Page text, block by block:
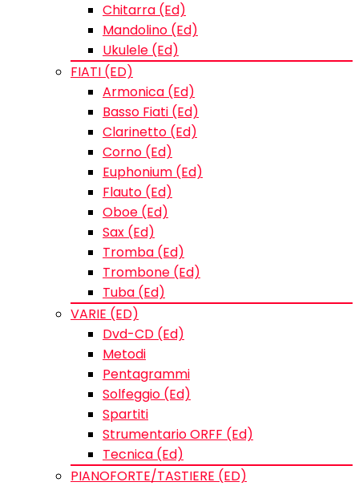
Chitarra (Ed)
Mandolino (Ed)
Ukulele (Ed)
FIATI (ED)
Armonica (Ed)
Basso Fiati (Ed)
Clarinetto (Ed)
Corno (Ed)
Euphonium (Ed)
Flauto (Ed)
Oboe (Ed)
Sax (Ed)
Tromba (Ed)
Trombone (Ed)
Tuba (Ed)
VARIE (ED)
Dvd-CD (Ed)
Metodi
Pentagrammi
Solfeggio (Ed)
Spartiti
Strumentario ORFF (Ed)
Tecnica (Ed)
PIANOFORTE/TASTIERE (ED)